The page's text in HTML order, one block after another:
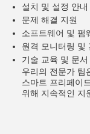
설치 및 설정 안내
문제 해결 지원
소프트웨어 및 펌
원격 모니터링 및
기술 교육 및 문서
우리의 전문가 팀
스마트 프리페이
위해 지속적인 지